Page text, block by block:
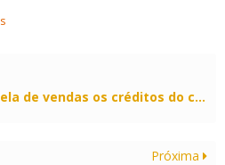
vendas os créditos do cliente?
Próxima